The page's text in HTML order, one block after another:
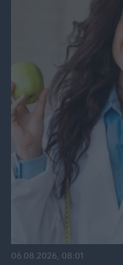
06.08.2026, 08:01